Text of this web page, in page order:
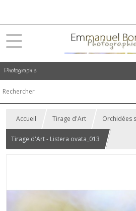
Photographie
Accueil Tirage d'Art Orchidées
Tirage d'Art - Listera ovata_013